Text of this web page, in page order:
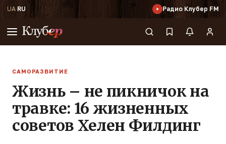
UA·RU Радио Клубер FM
САМОРАЗВИТИЕ
Жизнь – не пикничок на
травке: 16 жизненных
советов Хелен Филдинг